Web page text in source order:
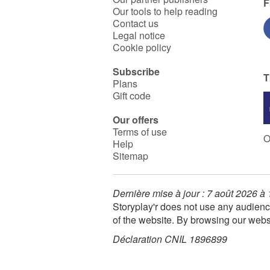
Our tools to help reading
Contact us
Legal notice
Cookie policy
Subscribe
Plans
Gift code
Our offers
Terms of use
Help
Sitemap
Dernière mise à jour : 7 août 2026 à
Storyplay'r does not use any
of the website. By browsing our
Déclaration CNIL 1896899